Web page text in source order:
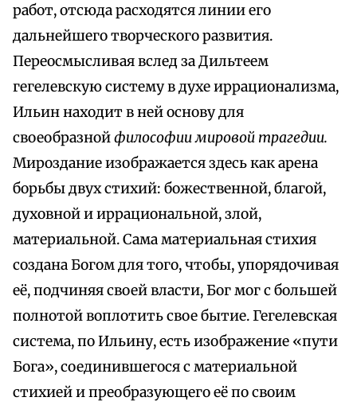
работ, отсюда расходятся линии его
дальнейшего творческого развития.
Переосмысливая вслед за Дильтеем
гегелевскую систему в духе иррационализма,
Ильин находит в ней основу для
своеобразнойфилософии мировой трагедии.
Мироздание изображается здесь как арена
борьбы двух стихий: божественной, благой,
духовной и иррациональной, злой,
материальной. Сама материальная стихия
создана Богом для того, чтобы, упорядочивая
её, подчиняя своей власти, Бог мог с большей
полнотой воплотить свое бытие. Гегелевская
система, по Ильину, есть изображение «пути
Бога», соединившегося с материальной
стихией и преобразующего её по своим